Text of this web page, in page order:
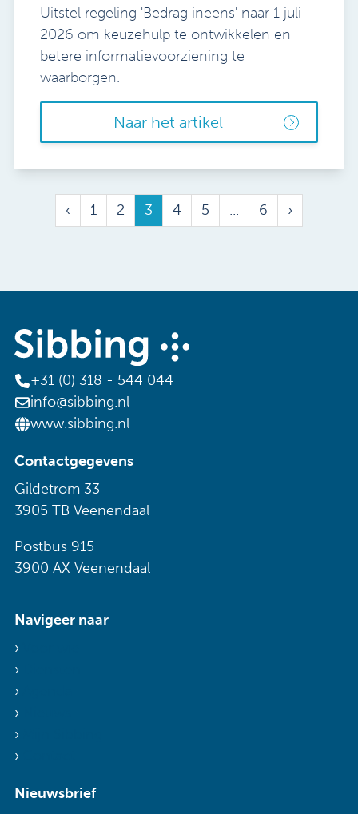
Uitstel regeling 'Bedrag ineens' naar 1 juli
2026 om keuzehulp te ontwikkelen en
betere informatievoorziening te
waarborgen.
Naar het artikel
‹ 1 2 3 4 5 ... 6 ›
+31 (0) 318 - 544 044
info@sibbing.nl
www.sibbing.nl
Contactgegevens
Gildetrom 33
3905 TB Veenendaal
Postbus 915
3900 AX Veenendaal
Navigeer naar
Nieuwsbrief